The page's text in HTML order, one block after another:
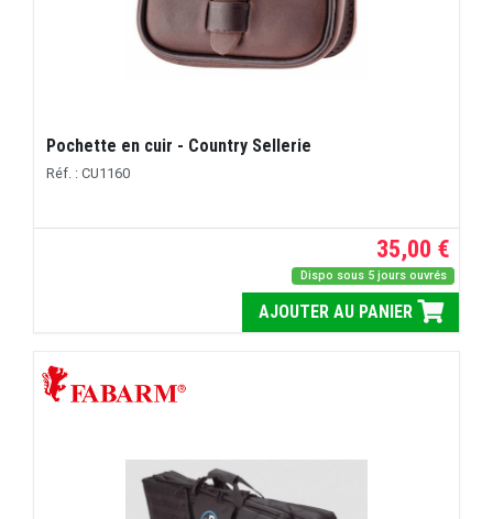
Pochette en cuir - Country Sellerie
Réf. : CU1160
35,00 €
Dispo sous 5 jours ouvrés
AJOUTER AU PANIER